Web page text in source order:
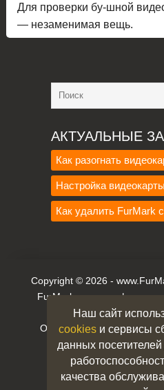
Для проверки бу-шной
— незаменимая вещь.
АКТУАЛЬНЫЕ
Как разогнать
Настройка
Как удалить FurMark
Copyright © 2026 -
FurMark.su —
Официальный
«Все упомянутые
Администрация не
Наш сайт
cookiesи сервисы
данных
качества